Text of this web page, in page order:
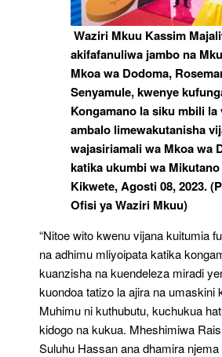
Waziri Mkuu Kassim
akifafanuliwa jambo na
Mkoa wa Dodoma,
Senyamule, kwenye
Kongamano la siku mbili la
ambalo limewakutanisha
wajasiriamali wa Mkoa wa
katika ukumbi wa
Kikwete, Agosti 08, 2023.
Ofisi ya Waziri Mkuu)
“Nitoe wito kwenu vijana kuitumia
na adhimu mliyoipata katika
kuanzisha na kuendeleza miradi
kuondoa tatizo la ajira na umaskini
Muhimu ni kuthubutu, kuchukua
kidogo na kukua. Mheshimiwa
Suluhu Hassan ana dhamira